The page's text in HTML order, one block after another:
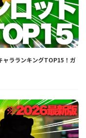
ャラランキングTOP15！ガ